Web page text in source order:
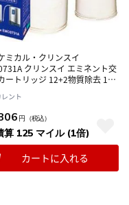
ミカル・クリンスイ
クリンスイ エミネント交
ートリッジ 12+2物質除去 1個
ント
円 （税込）
算 125 マイル (1倍)
カートに入れる